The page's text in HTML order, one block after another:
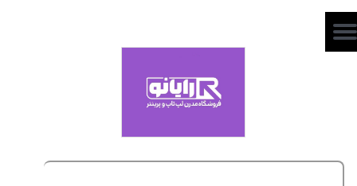
حساب کاربری من
خروج از حساب کاربری